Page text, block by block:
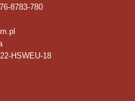
8783-780
HSWEU-18